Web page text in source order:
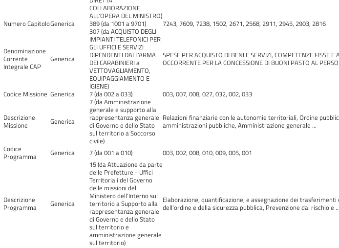
COLLABORAZIONE
ALL'OPERA DEL MINISTRO)
Numero CapitoloGenerica 389 (da 1001 a 9701) 7243, 7609, 7238, 1502, 2671, 2568, 2911, 2945, 2903, 2816
Denominazione
Corrente
Integrale CAP
Generica
307 (da ACQUISTO DEGLI
IMPIANTI TELEFONICI PER
GLI UFFICI E SERVIZI
DIPENDENTI DALL'ARMA
DEI CARABINIERI a
VETTOVAGLIAMENTO,
EQUIPAGGIAMENTO E
IGIENE)
SPESE PER ACQUISTO DI BENI E SERVIZI, COMPETENZE FISSE
OCCORRENTE PER LA CONCESSIONE DI BUONI PASTO AL
Codice Missione Generica 7 (da 002 a 033) 003, 007, 008, 027, 032, 002, 033
Descrizione
Missione
Generica
7 (da Amministrazione
generale e supporto alla
rappresentanza generale
di Governo e dello Stato
sul territorio a Soccorso
civile)
Relazioni finanziarie con le autonomie territoriali, Ordine
amministrazioni pubbliche, Amministrazione generale ...
Codice
Programma
Generica 7 (da 001 a 010) 003, 002, 008, 010, 009, 005, 001
Descrizione
Programma
Generica
15 (da Attuazione da parte
delle Prefetture - Uffici
Territoriali del Governo
delle missioni del
Ministero dell'Interno sul
territorio a Supporto alla
rappresentanza generale
di Governo e dello Stato
sul territorio e
amministrazione generale
sul territorio)
Elaborazione, quantificazione, e assegnazione dei
dell'ordine e della sicurezza pubblica, Prevenzione dal rischio e ...